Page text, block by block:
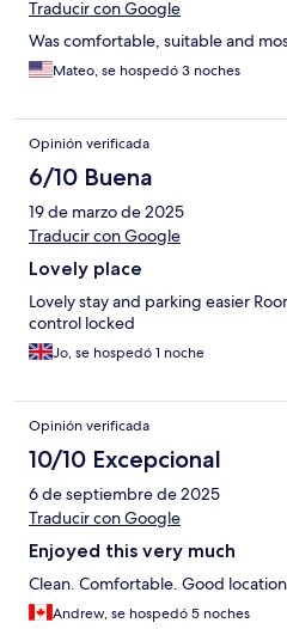
Traducir con Google
Was comfortable, suitable and
Mateo, se hospedó 3 noches
Opinión verificada
6/10 Buena
19 de marzo de 2025
Traducir con Google
Lovely place
Lovely stay and parking easier
control locked
Jo, se hospedó 1 noche
Opinión verificada
10/10 Excepcional
6 de septiembre de 2025
Traducir con Google
Enjoyed this very much
Clean. Comfortable. Good
Andrew, se hospedó 5 noches